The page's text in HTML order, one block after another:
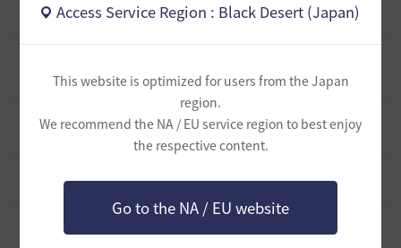
Access Service Region : Black Desert (Japan)
This website is optimized for users from the Japan
region.
We recommend the NA / EU service region to best enjoy
the respective content.
Go to the NA / EU website
0 59 浅井ジークフリード配信者 8 時間前
0 57 すかいてんぷる店長-日本 9 時間前
4
[意見掲示板]【意見】「制裁」という表記の見直しについて
52 浅井ジークフリード配信者